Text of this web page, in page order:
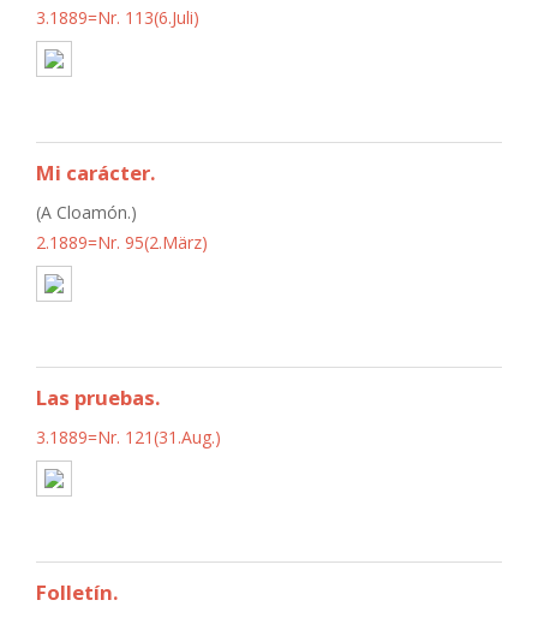
3.1889=Nr. 113(6.Juli)
Mi carácter.
(A Cloamón.)
2.1889=Nr. 95(2.März)
Las pruebas.
3.1889=Nr. 121(31.Aug.)
Folletín.